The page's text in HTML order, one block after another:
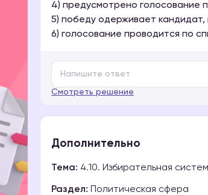
4) предусмотрено голосование
5) победу одерживает
6) голосование проводится по
Смотреть решение
Дополнительно
Тема: 4.10. Избирательная
Раздел: Политическая сфера